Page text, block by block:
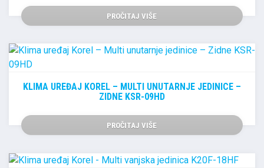
PROČITAJ VIŠE
KLIMA UREĐAJ KOREL – MULTI UNUTARNJE JEDINICE –
ZIDNE KSR-09HD
PROČITAJ VIŠE